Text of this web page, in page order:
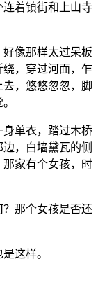
着镇街和上山寺
像那样太过呆板
，穿过河面，乍
，悠悠忽忽，脚
单衣，踏过木桥
，白墙黛瓦的侧
家有个女孩，时
那个女孩是否还
这样。